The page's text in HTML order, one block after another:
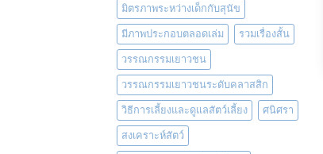
มิตรภาพระหว่างเด็กกับสุนัข
มีภาพประกอบตลอดเล่ม รวมเรื่องสั้น
วรรณกรรมเยาวชน
วรรณกรรมเยาวชนระดับคลาสสิก
วิธีการเลี้ยงและดูแลสัตว์เลี้ยง ศนิศรา
สงเคราะห์สัตว์